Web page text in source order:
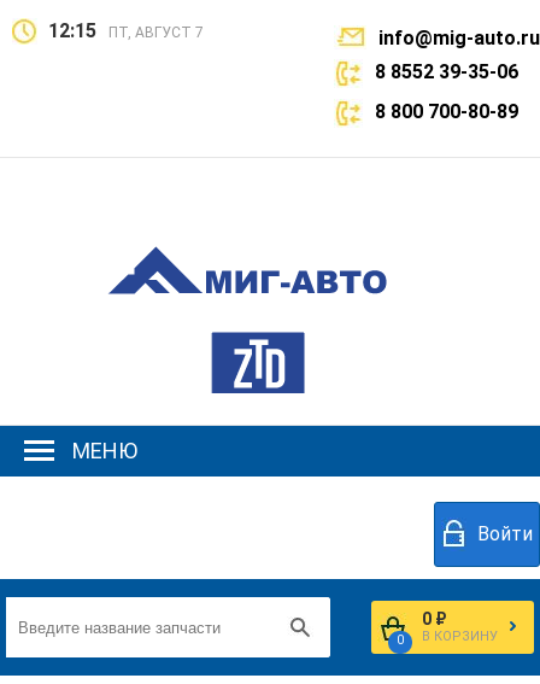
12:15 ПТ, АВГУСТ 7
info@mig-auto.ru
8 8552 39-35-06
8 800 700-80-89
МЕНЮ
Войти
0
0 ₽
В КОРЗИНУ